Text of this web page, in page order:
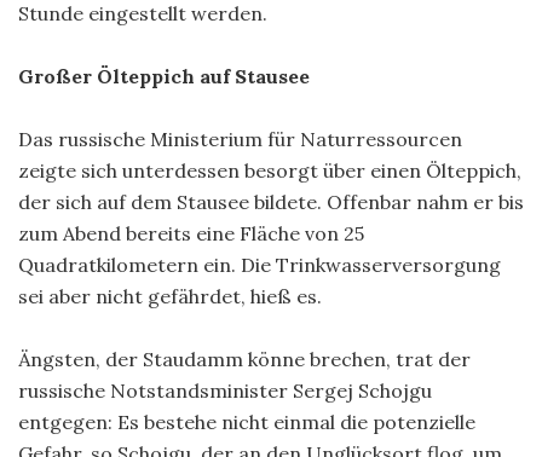
Stunde eingestellt werden.
Großer Ölteppich auf Stausee
Das russische Ministerium für Naturressourcen
zeigte sich unterdessen besorgt über einen Ölteppich,
der sich auf dem Stausee bildete. Offenbar nahm er bis
zum Abend bereits eine Fläche von 25
Quadratkilometern ein. Die Trinkwasserversorgung
sei aber nicht gefährdet, hieß es.
Ängsten, der Staudamm könne brechen, trat der
russische Notstandsminister Sergej Schojgu
entgegen: Es bestehe nicht einmal die potenzielle